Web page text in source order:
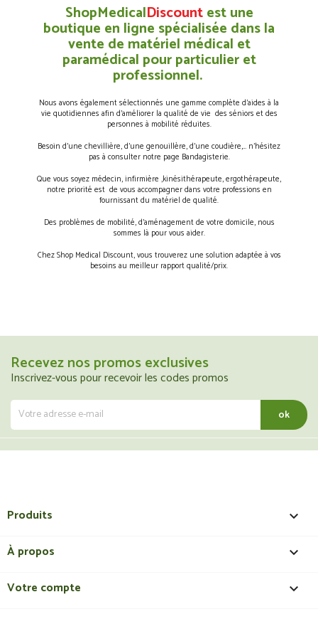
ShopMedicalDiscountest une
boutique en ligne spécialisée dans la
vente de matériel médical et
paramédical pour particulier et
professionnel.
Nous avons également sélectionnés une gamme complète d’aides à la
vie quotidiennes afin d’améliorer la qualité de vie des séniors et des
personnes à mobilité réduites.
Besoin d’une chevillière, d’une genouillère, d’une coudière,… n’hésitez
pas à consulter notre page Bandagisterie.
Que vous soyez médecin, infirmière ,kinésithérapeute, ergothérapeute,
notre priorité est de vous accompagner dans votre professions en
fournissant du matériel de qualité.
Des problèmes de mobilité, d’aménagement de votre domicile, nous
sommes là pour vous aider.
Chez Shop Medical Discount, vous trouverez une solution adaptée à vos
besoins au meilleur rapport qualité/prix.
Recevez nos promos exclusives
Inscrivez-vous pour recevoir les codes promos
Produits 
À propos 
Votre compte 